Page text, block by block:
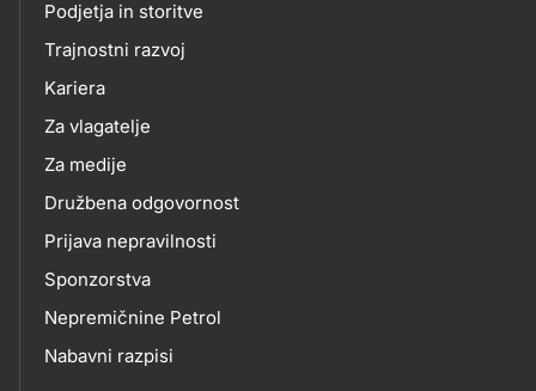
title???
O
NAS
Podjetja in storitve
Trajnostni razvoj
Kariera
Za vlagatelje
Za medije
Družbena odgovornost
Prijava nepravilnosti
Sponzorstva
Nepremičnine Petrol
Nabavni razpisi